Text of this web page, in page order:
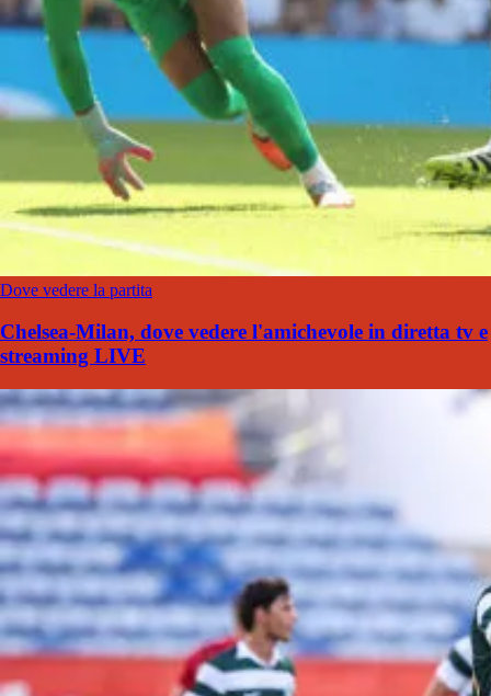
Dove vedere la partita
Chelsea-Milan, dove vedere l'amichevole in diretta tv e
streaming LIVE